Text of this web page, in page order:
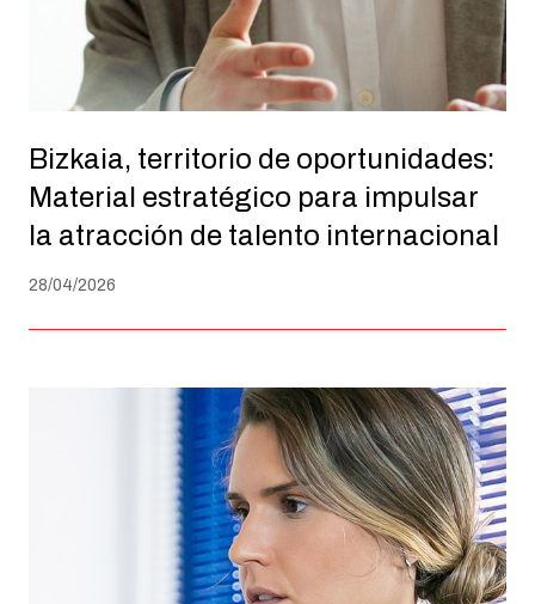
Bizkaia, territorio de oportunidades:
Material estratégico para impulsar
la atracción de talento internacional
28/04/2026